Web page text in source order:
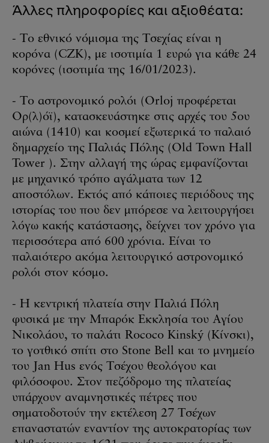
Άλλες πληροφορίες και αξιοθέατα:
- Το εθνικό νόμισμα της Τσεχίας είναι η
κορόνα (CZK), με ισοτιμία 1 ευρώ για κάθε 24
κορόνες (ισοτιμία της 16/01/2023).
- Το αστρονομικό ρολόι (Orloj προφέρεται
Ορ(λ)όϊ), κατασκευάστηκε στις αρχές του 5ου
αιώνα (1410) και κοσμεί εξωτερικά το παλαιό
δημαρχείο της Παλιάς Πόλης (Old Town Hall
Tower ). Στην αλλαγή της ώρας εμφανίζονται
με μηχανικό τρόπο αγάλματα των 12
αποστόλων. Εκτός από κάποιες περιόδους της
ιστορίας του που δεν μπόρεσε να λειτουργήσει
λόγω κακής κατάστασης, δείχνει τον χρόνο για
περισσότερα από 600 χρόνια. Είναι το
παλαιότερο ακόμα λειτουργικό αστρονομικό
ρολόι στον κόσμο.
- Η κεντρική πλατεία στην Παλιά Πόλη
φυσικά με την Μπαρόκ Εκκλησία του Αγίου
Νικολάου, το παλάτι Rococo Kinský (Κίνσκι),
το γοτθικό σπίτι στο Stone Bell και το μνημείο
του Jan Hus ενός Τσέχου θεολόγου και
φιλόσοφου. Στον πεζόδρομο της πλατείας
υπάρχουν αναμνηστικές πέτρες που
σηματοδοτούν την εκτέλεση 27 Τσέχων
επαναστατών εναντίον της αυτοκρατορίας των